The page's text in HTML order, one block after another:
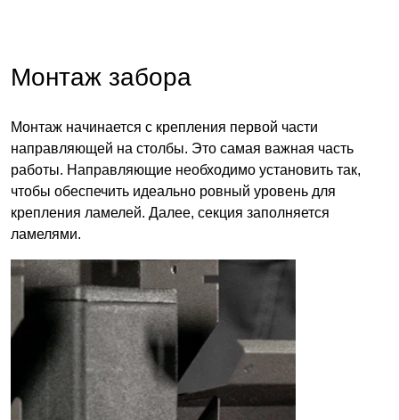
Монтаж забора
Монтаж начинается с крепления первой части
направляющей на столбы. Это самая важная часть
работы. Направляющие необходимо установить так,
чтобы обеспечить идеально ровный уровень для
крепления ламелей. Далее, секция заполняется
ламелями.